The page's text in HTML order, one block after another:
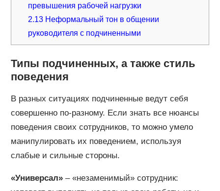
превышения рабочей нагрузки
2.13Неформальный тон в общении
руководителя с подчиненными
Типы подчиненных, а также стиль
поведения
В разных ситуациях подчиненные ведут себя
совершенно по-разному. Если знать все нюансы
поведения своих сотрудников, то можно умело
манипулировать их поведением, используя
слабые и сильные стороны.
«Универсал»– «незаменимый» сотрудник: